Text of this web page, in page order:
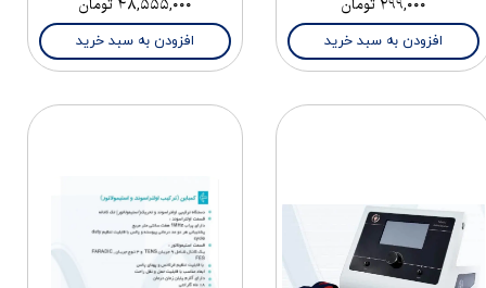
۲۹۹,۰۰۰ تومان
افزودن به سبد خرید
۴۸,۵۵۵,۰۰۰ تومان
افزودن به سبد خرید